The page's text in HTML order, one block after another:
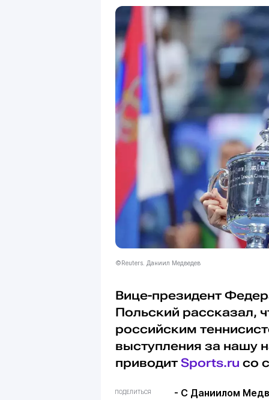
©Reuters. Даниил Медведев
Вице-президент
Польский рассказал,
российским
выступления за нашу
приводит Sports.ru со
ПОДЕЛИТЬСЯ - С Даниилом